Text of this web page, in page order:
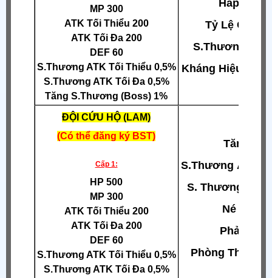
MP 300
ATK Tối Thiểu 200
ATK Tối Đa 200
DEF 60
S.Thương ATK Tối Thiểu 0,5%
S.Thương ATK Tối Đa 0,5%
Tăng S.Thương (Boss) 1%
Hấp
Tỷ Lệ Chí
S.Thương Chí
Kháng Hiệu Ứng
ĐỘI CỨU HỘ (LAM)
(Có thể đăng ký BST)
Cấp 1:
HP 500
MP 300
ATK Tối Thiểu 200
ATK Tối Đa 200
DEF 60
S.Thương ATK Tối Thiểu 0,5%
S.Thương ATK Tối Đa 0,5%
Tăng HP
S.Thương ATK
S. Thương
Né Tránh
Phản Đòn
Phòng Thủ Chí